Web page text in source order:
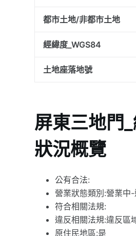
都市土地/非都市土地
經緯度_WGS84
土地座落地號
屏東三地門
狀況概覽
公有合法:
營業狀態類別:營業中
符合相關法規:
違反相關法規:違反區
原住民地區:是